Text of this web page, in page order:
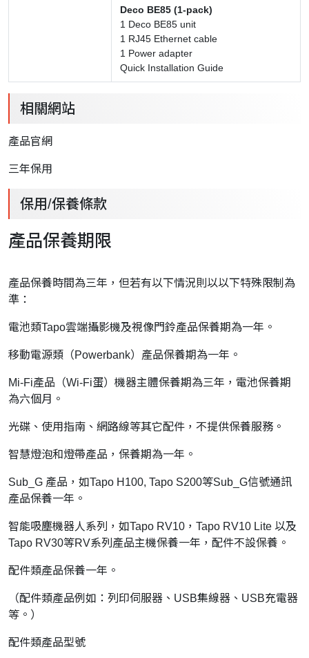
Deco BE85 (1-pack)
1 Deco BE85 unit
1 RJ45 Ethernet cable
1 Power adapter
Quick Installation Guide
相關網站
產品官網
三年保用
保用/保養條款
產品保養期限
產品保養時間為三年，但若有以下情況則以以下特殊限制為
準：
電池類Tapo雲端攝影機及視像門鈴產品保養期為一年。
移動電源類（Powerbank）產品保養期為一年。
Mi-Fi產品（Wi-Fi蛋）機器主體保養期為三年，電池保養期
為六個月。
光碟、使用指南、網路線等其它配件，不提供保養服務。
智慧燈泡和燈帶產品，保養期為一年。
Sub_G 產品，如Tapo H100, Tapo S200等Sub_G信號通訊
產品保養一年。
智能吸塵機器人系列，如Tapo RV10，Tapo RV10 Lite 以及
Tapo RV30等RV系列產品主機保養一年，配件不設保養。
配件類產品保養一年。
（配件類產品例如：列印伺服器、USB集線器、USB充電器
等。）
配件類產品型號